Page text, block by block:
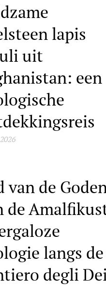
lapis
uit
een
van de
de
langs de
degli